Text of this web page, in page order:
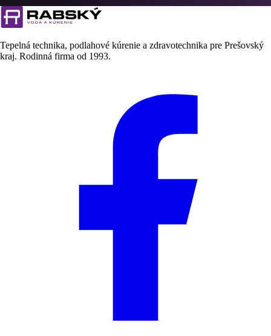
Tepelná technika, podlahové kúrenie a zdravotechnika pre Prešovský
kraj. Rodinná firma od 1993.